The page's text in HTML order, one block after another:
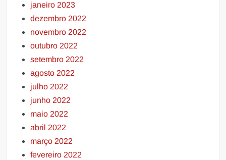
janeiro 2023
dezembro 2022
novembro 2022
outubro 2022
setembro 2022
agosto 2022
julho 2022
junho 2022
maio 2022
abril 2022
março 2022
fevereiro 2022